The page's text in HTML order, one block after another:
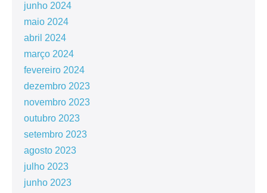
junho 2024
maio 2024
abril 2024
março 2024
fevereiro 2024
dezembro 2023
novembro 2023
outubro 2023
setembro 2023
agosto 2023
julho 2023
junho 2023